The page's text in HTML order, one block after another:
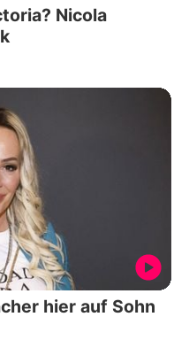
Nicola
hier auf Sohn